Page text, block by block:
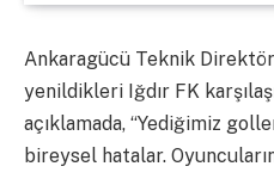
Ankaragücü Teknik
yenildikleri Iğdır FK
açıklamada, “Yediğimiz
bireysel hatalar.